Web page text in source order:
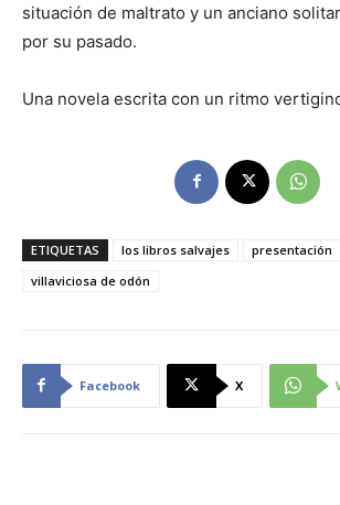
situación de maltrato y un anciano
por su pasado.
Una novela escrita con un ritmo
ETIQUETAS los libros salvajes
presentación
villaviciosa de odón
Facebook X